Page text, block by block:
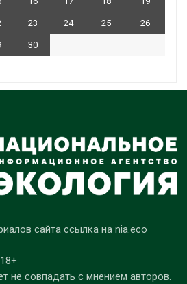
23 24 25 26
30
сайта ссылка на nia.eco
не совпадать с мнением авторов.